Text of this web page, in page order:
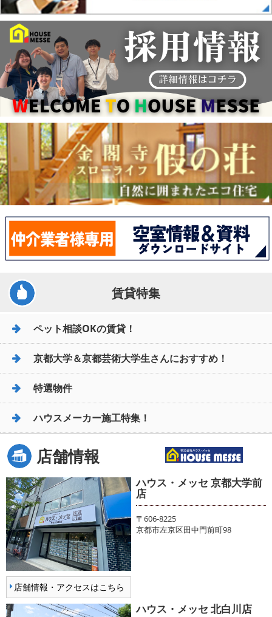
賃貸特集
ペット相談OKの賃貸！
京都大学＆京都芸術大学生さんにおすすめ！
特選物件
ハウスメーカー施工特集！
店舗情報
店舗情報・アクセスはこちら
ハウス・メッセ 京都大学前
店
〒606-8225
京都市左京区田中門前町98
ハウス・メッセ 北白川店